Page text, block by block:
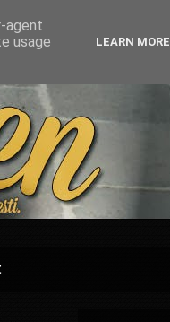
agent
usage
LEARN MORE